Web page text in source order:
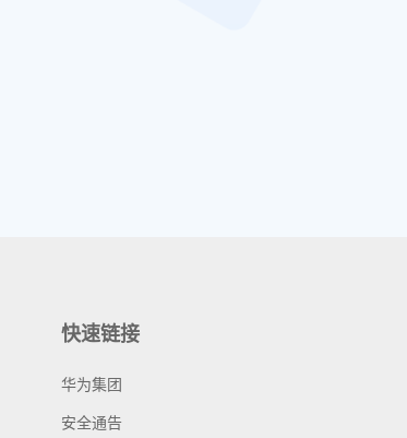
快速链接
华为集团
安全通告